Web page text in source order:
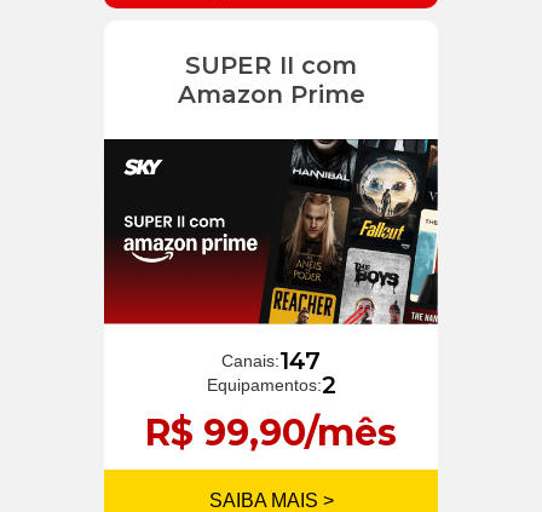
SUPER II com
Amazon Prime
Canais:147
Equipamentos:2
R$ 99,90/mês
SAIBA MAIS >